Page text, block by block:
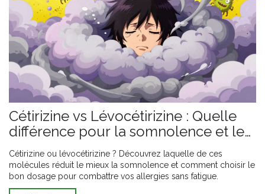
Cétirizine vs Lévocétirizine : Quelle
différence pour la somnolence et les
effets secondaires ?
Cétirizine ou lévocétirizine ? Découvrez laquelle de ces
molécules réduit le mieux la somnolence et comment choisir le
bon dosage pour combattre vos allergies sans fatigue.